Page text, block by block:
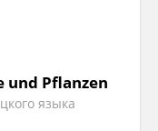
und Pflanzen
языка